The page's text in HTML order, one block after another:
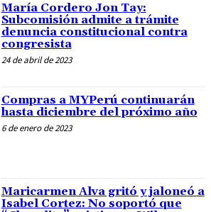
María Cordero Jon Tay:
Subcomisión admite a trámite
denuncia constitucional contra
congresista
24 de abril de 2023
Compras a MYPerú continuarán
hasta diciembre del próximo año
6 de enero de 2023
Maricarmen Alva gritó y jaloneó a
Isabel Cortez: No soportó que